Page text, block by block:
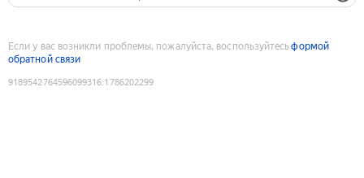
Если у вас возникли проблемы, пожалуйста, воспользуйтесьформой
обратной связи
9189542764596099316:1786202299